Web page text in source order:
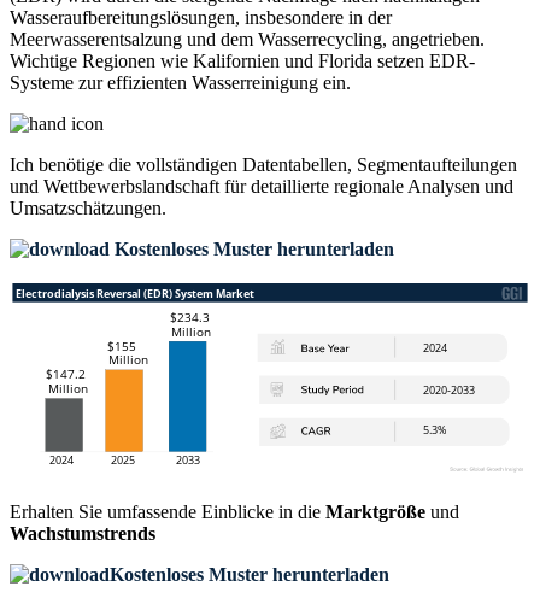
Wasseraufbereitungslösungen, insbesondere in der
Meerwasserentsalzung und dem Wasserrecycling, angetrieben.
Wichtige Regionen wie Kalifornien und Florida setzen EDR-
Systeme zur effizienten Wasserreinigung ein.
Ich benötige die vollständigen Datentabellen, Segmentaufteilungen
und Wettbewerbslandschaft für detaillierte regionale Analysen und
Umsatzschätzungen.
Kostenloses Muster herunterladen
Erhalten Sie umfassende Einblicke in die Marktgröße und
Wachstumstrends
Kostenloses Muster herunterladen